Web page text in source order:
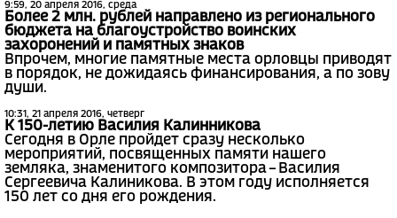
9:59, 20 апреля 2016, среда
Более 2 млн. рублей направлено из регионального
бюджета на благоустройство воинских
захоронений и памятных знаков
Впрочем, многие памятные места орловцы приводят
в порядок, не дожидаясь финансирования, а по зову
души.
10:31, 21 апреля 2016, четверг
К 150-летию Василия Калинникова
Сегодня в Орле пройдет сразу несколько
мероприятий, посвященных памяти нашего
земляка, знаменитого композитора – Василия
Сергеевича Калиникова. В этом году исполняется
150 лет со дня его рождения.